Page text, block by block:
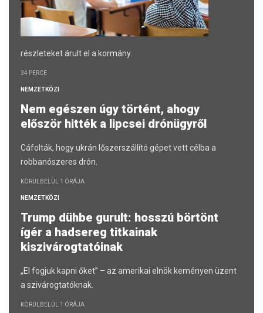
részleteket árult el a kormány.
34 PERCE
NEMZETKÖZI
Nem egészen úgy történt, ahogy
először hitték a lipcsei drónügyről
Cáfolták, hogy ukrán lőszerszállító gépet vett célba a
robbanószeres drón.
KÖRÜLBELÜL 1 ÓRÁJA
NEMZETKÖZI
Trump dühbe gurult: hosszú börtönt
ígér a hadsereg titkainak
kiszivárogtatóinak
„El fogjuk kapni őket” – az amerikai elnök keményen üzent
a szivárogtatóknak.
KÖRÜLBELÜL 1 ÓRÁJA